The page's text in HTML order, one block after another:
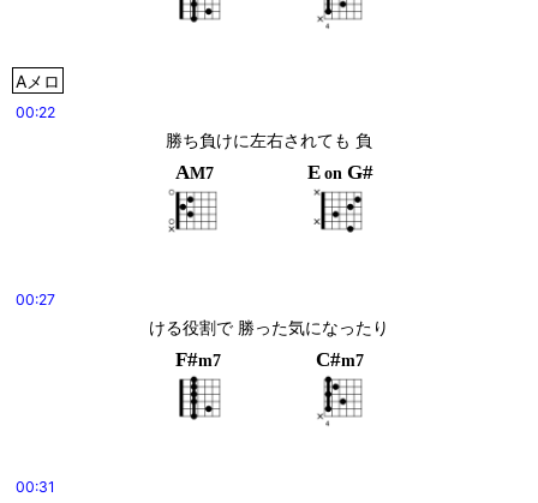
Aメロ
00:22
勝ち負けに左右されても 負
AM7 E on G#
00:27
ける役割で 勝った気になったり
F#m7 C#m7
00:31